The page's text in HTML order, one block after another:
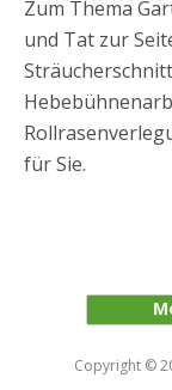
Zum Thema
und Tat zur
für Sie.
Copyright ©